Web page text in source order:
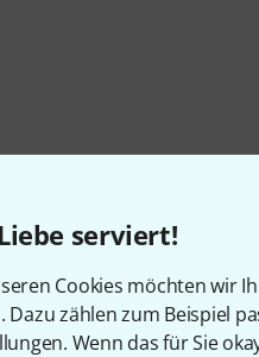
serviert!
Cookies möchten wir
Dazu zählen zum Beispiel
Wenn das für Sie
Effekte